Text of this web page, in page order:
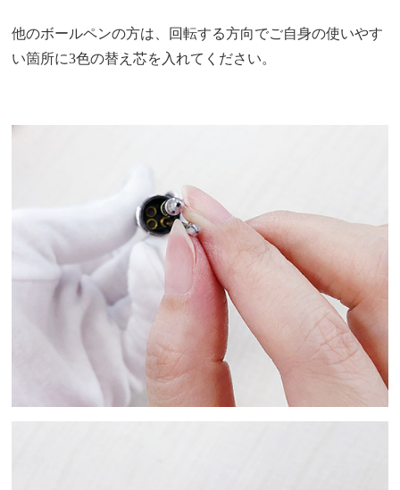
他のボールペンの方は、回転する方向でご自身の使いやす
い箇所に3色の替え芯を入れてください。